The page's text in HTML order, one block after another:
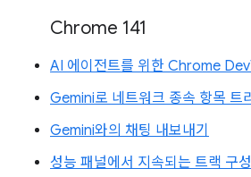
Chrome 141
AI 에이전트를 위한 Chrome
Gemini로 네트워크 종속 항목 트
Gemini와의 채팅 내보내기
성능 패널에서 지속되는 트랙 구성